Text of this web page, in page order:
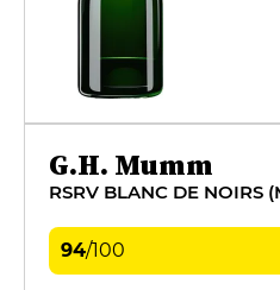
G.H. Mumm
RSRV BLANC DE NOIRS
94/100